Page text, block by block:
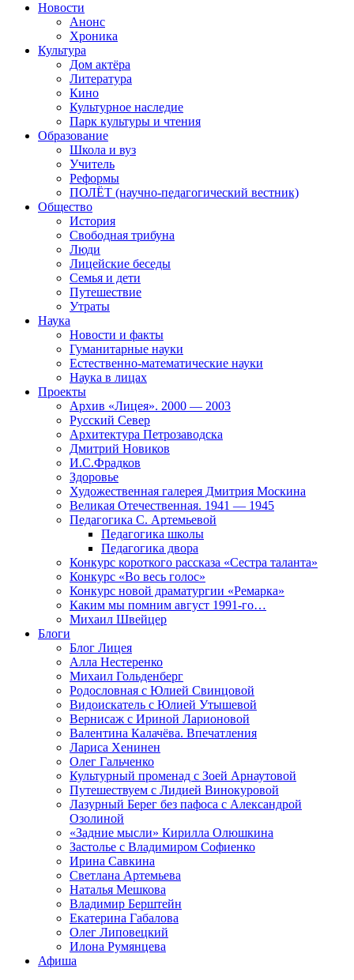
Новости
Анонс
Хроника
Культура
Дом актёра
Литература
Кино
Культурное наследие
Парк культуры и чтения
Образование
Школа и вуз
Учитель
Реформы
ПОЛЁТ (научно-педагогический вестник)
Общество
История
Свободная трибуна
Люди
Лицейские беседы
Семья и дети
Путешествие
Утраты
Наука
Новости и факты
Гуманитарные науки
Естественно-математические науки
Наука в лицах
Проекты
Архив «Лицея». 2000 — 2003
Русский Север
Архитектура Петрозаводска
Дмитрий Новиков
И.С.Фрадков
Здоровье
Художественная галерея Дмитрия Москина
Великая Отечественная. 1941 — 1945
Педагогика С. Артемьевой
Педагогика школы
Педагогика двора
Конкурс короткого рассказа «Сестра таланта»
Конкурс «Во весь голос»
Конкурс новой драматургии «Ремарка»
Каким мы помним август 1991-го…
Михаил Швейцер
Блоги
Блог Лицея
Алла Нестеренко
Михаил Гольденберг
Родословная с Юлией Свинцовой
Видоискатель с Юлией Утышевой
Вернисаж с Ириной Ларионовой
Валентина Калачёва. Впечатления
Лариса Хенинен
Олег Гальченко
Культурный променад с Зоей Арнаутовой
Путешествуем с Лидией Винокуровой
Лазурный Берег без пафоса с Александрой
Озолиной
«Задние мысли» Кирилла Олюшкина
Застолье с Владимиром Софиенко
Ирина Савкина
Светлана Артемьева
Наталья Мешкова
Владимир Берштейн
Екатерина Габалова
Олег Липовецкий
Илона Румянцева
Афиша